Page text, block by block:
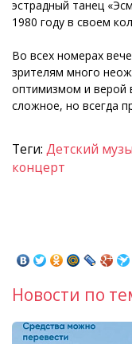
эстрадный танец
1980 году в своем
Во всех номерах
зрителям много
оптимизмом и верой
сложное, но всегда
Теги: Детский
концерт
Новости по